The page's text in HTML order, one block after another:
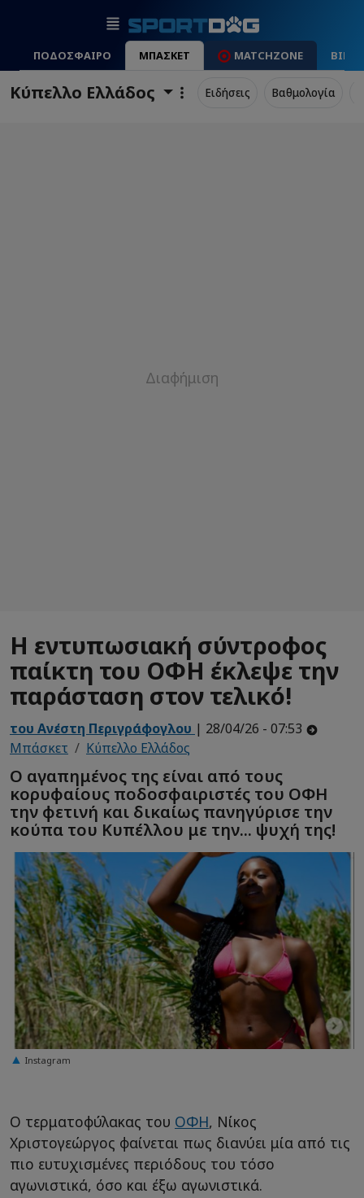
ΠΟΔΟΣΦΑΙΡΟ ΜΠΑΣΚΕΤ MATCHZONE
Κύπελλο Ελλάδος Ειδήσεις Βαθμολογία
Η εντυπωσιακή σύντροφος
παίκτη του ΟΦΗ έκλεψε την
παράσταση στον τελικό!
του Ανέστη Περιγράφογλου | 28/04/26 - 07:53
Μπάσκετ
Κύπελλο Ελλάδος
Ο αγαπημένος της είναι από τους
κορυφαίους ποδοσφαιριστές του ΟΦΗ
την φετινή και δικαίως πανηγύρισε την
κούπα του Κυπέλλου με την... ψυχή της!
Instagram
Ο τερματοφύλακας του ΟΦΗ, Νίκος
Χριστογεώργος φαίνεται πως διανύει μία από τις
πιο ευτυχισμένες περιόδους του τόσο
αγωνιστικά, όσο και έξω αγωνιστικά.